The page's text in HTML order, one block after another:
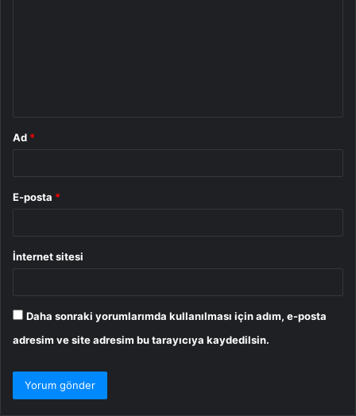
Ad *
E-posta *
İnternet sitesi
Daha sonraki yorumlarımda kullanılması için adım, e-posta
adresim ve site adresim bu tarayıcıya kaydedilsin.